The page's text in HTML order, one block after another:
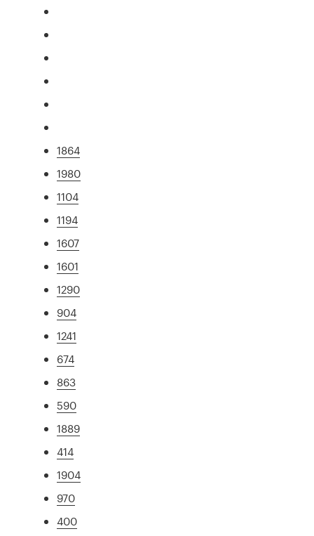
1864
1980
1104
1194
1607
1601
1290
904
1241
674
863
590
1889
414
1904
970
400